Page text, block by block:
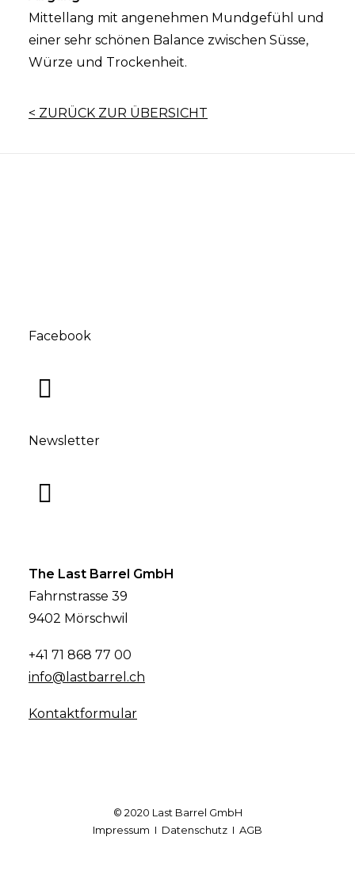
Mittellang mit angenehmen Mundgefühl und
einer sehr schönen Balance zwischen Süsse,
Würze und Trockenheit.
< ZURÜCK ZUR ÜBERSICHT
Facebook
Newsletter
The Last Barrel GmbH
Fahrnstrasse 39
9402 Mörschwil
+41 71 868 77 00
info@lastbarrel.ch
Kontaktformular
© 2020 Last Barrel GmbH
Impressum I Datenschutz I AGB